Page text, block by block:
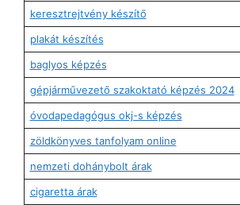
keresztrejtvény készítő
plakát készítés
baglyos képzés
gépjárművezető szakoktató képzés 2024
óvodapedagógus okj-s képzés
zöldkönyves tanfolyam online
nemzeti dohánybolt árak
cigaretta árak